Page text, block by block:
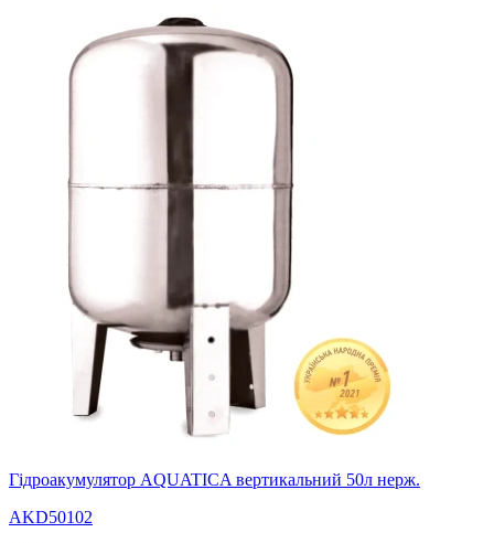
Гідроакумулятор AQUATICA вертикальний 50л нерж.
AKD50102